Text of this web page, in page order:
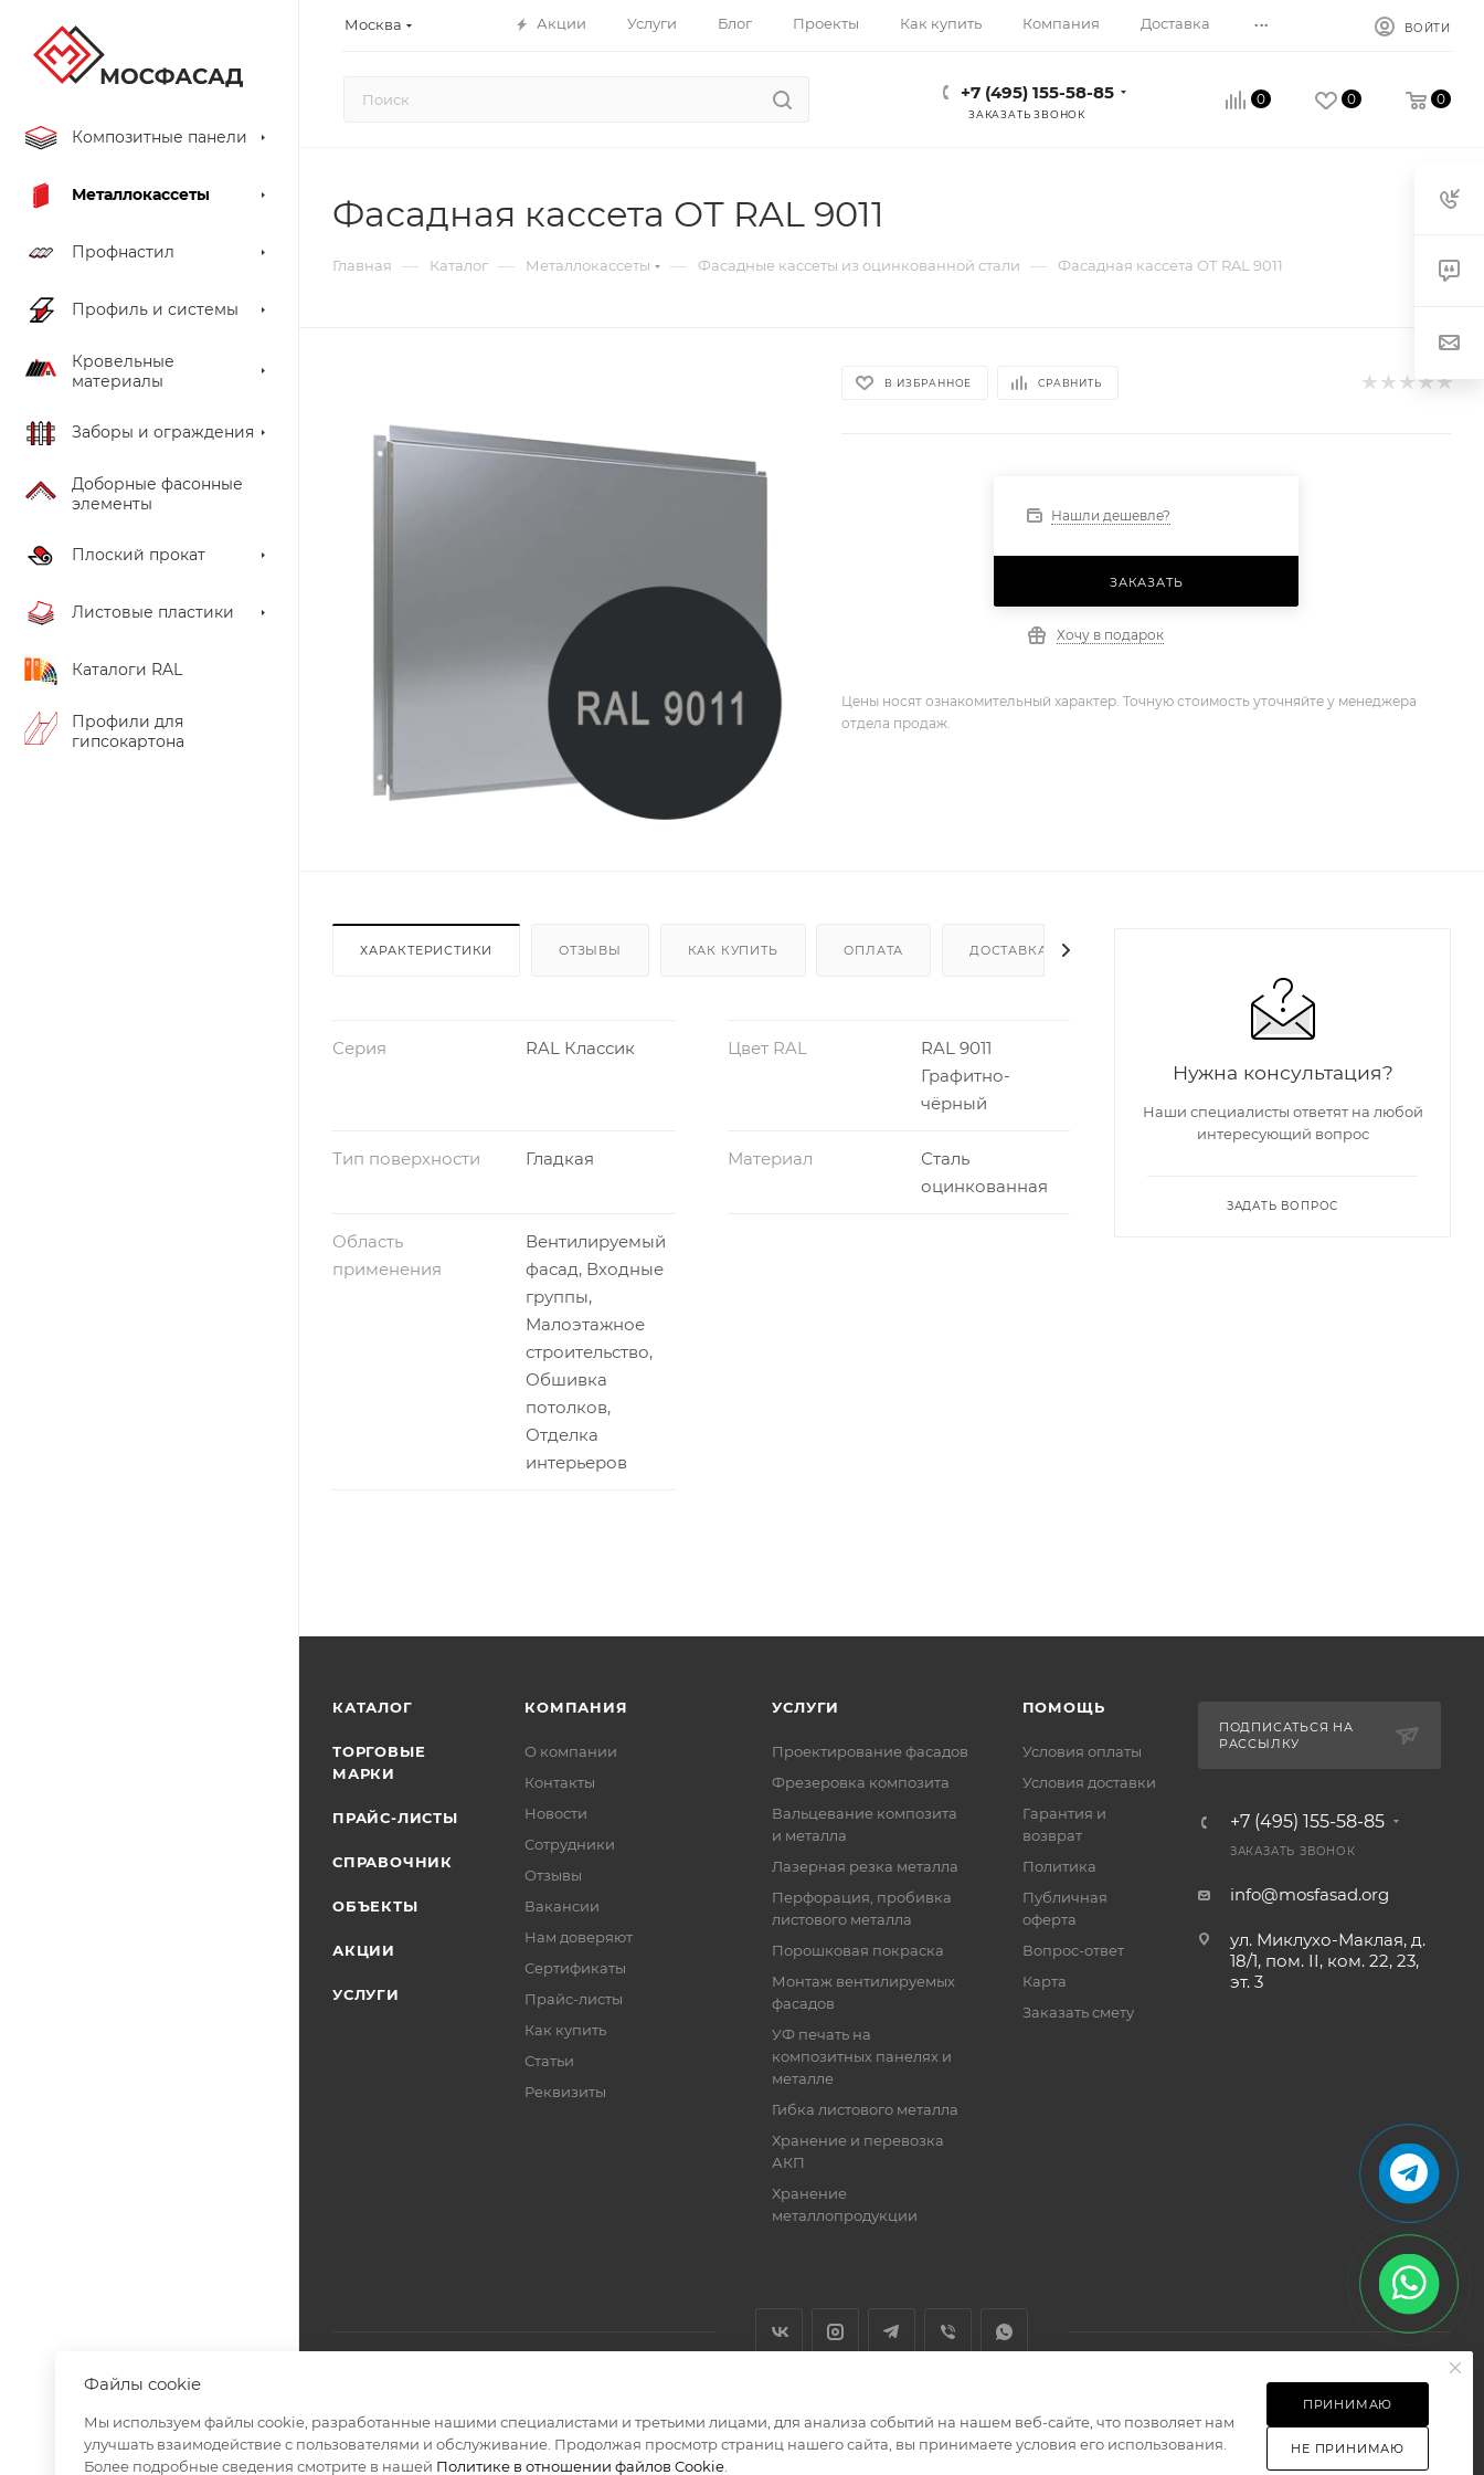
Москва Акции Услуги Блог Проекты Как купить Компания Доставка ... ВОЙТИ
+7 (495) 155-58-85
ЗАКАЗАТЬ ЗВОНОК
0 0 0
Композитные панели
Металлокассеты
Профнастил
Профиль и системы
Кровельные
материалы
Заборы и ограждения
Доборные фасонные
элементы
Плоский прокат
Листовые пластики
Каталоги RAL
Профили для
гипсокартона
Фасадная кассета ОТ RAL 9011
Главная — Каталог — Металлокассеты — Фасадные кассеты из оцинкованной стали — Фасадная кассета ОТ RAL 9011
В ИЗБРАННОЕ СРАВНИТЬ
Нашли дешевле?
ЗАКАЗАТЬ
Хочу в подарок
Цены носят ознакомительный характер. Точную стоимость уточняйте у менеджера
отдела продаж.
ХАРАКТЕРИСТИКИ ОТЗЫВЫ КАК КУПИТЬ ОПЛАТА ДОСТАВКА
Серия RAL Классик Цвет RAL
RAL 9011
Графитно-
чёрный
Тип поверхности Гладкая Материал
Сталь
оцинкованная
Область
применения
Вентилируемый
фасад, Входные
группы,
Малоэтажное
строительство,
Обшивка
потолков,
Отделка
интерьеров
Нужна консультация?
Наши специалисты ответят на любой
интересующий вопрос
ЗАДАТЬ ВОПРОС
КАТАЛОГ
ТОРГОВЫЕ
МАРКИ
ПРАЙС-ЛИСТЫ
СПРАВОЧНИК
ОБЪЕКТЫ
АКЦИИ
УСЛУГИ
КОМПАНИЯ
О компании
Контакты
Новости
Сотрудники
Отзывы
Вакансии
Нам доверяют
Сертификаты
Прайс-листы
Как купить
Статьи
Реквизиты
УСЛУГИ
Проектирование фасадов
Фрезеровка композита
Вальцевание композита
и металла
Лазерная резка металла
Перфорация, пробивка
листового металла
Порошковая покраска
Монтаж вентилируемых
фасадов
УФ печать на
композитных панелях и
металле
Гибка листового металла
Хранение и перевозка
АКП
Хранение
металлопродукции
ПОМОЩЬ
Условия оплаты
Условия доставки
Гарантия и
возврат
Политика
Публичная
оферта
Вопрос-ответ
Карта
Заказать смету
ПОДПИСАТЬСЯ НА
РАССЫЛКУ
+7 (495) 155-58-85
ЗАКАЗАТЬ ЗВОНОК
info@mosfasad.org
ул. Миклухо-Маклая, д.
18/1, пом. II, ком. 22, 23,
эт. 3
2026 © МОСФАСАД Интернет-магазин кровельных и фасадных материалов Разработано в
Файлы cookie
Мы используем файлы cookie, разработанные нашими специалистами и третьими лицами, для анализа событий на нашем веб-сайте, что позволяет нам
улучшать взаимодействие с пользователями и обслуживание. Продолжая просмотр страниц нашего сайта, вы принимаете условия его использования.
Более подробные сведения смотрите в нашей Политике в отношении файлов Cookie
ПРИНИМАЮ
НЕ ПРИНИМАЮ